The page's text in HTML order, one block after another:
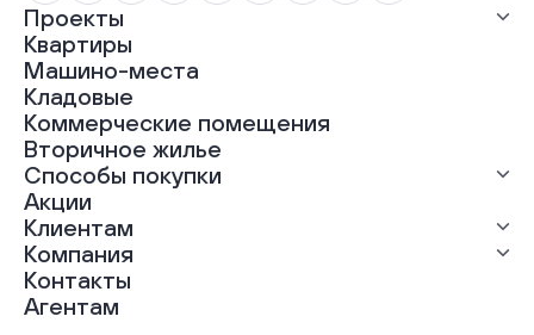
Проекты
Все проекты
ЖК «Абрикос»
ЖК «Гравитация»
ЖК «Грин Гарден»
ЖК «Динамика»
ЖК «Мохито»
ЖК «Современник»
ЖК «Янтарная долина»
Квартиры
Машино-места
Кладовые
Коммерческие помещения
Вторичное жилье
Способы покупки
Выгодная ипотека
Рассрочка
Материнский капитал
Трейд-ин
100% оплата
Акции
Клиентам
Ход строительства
Документы
Выдача ключей
Компания
О нас
Карьера
Контакты
Агентам